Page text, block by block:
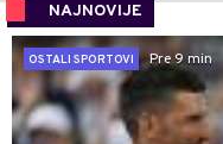
NAJNOVIJE
OSTALI SPORTOVI
Pre 9 min